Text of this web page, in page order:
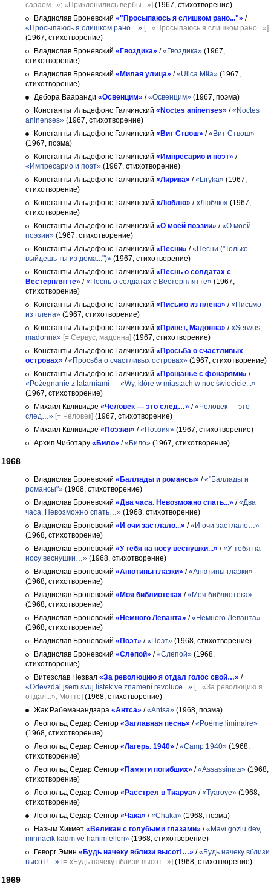
сараем...»; «Приклонились вербы...»] (1967, стихотворение)
Владислав Броневский «"Просыпаюсь я слишком рано..."» /
«Просыпаюсь я слишком рано…» [= «Просыпаюсь я слишком рано...»]
(1967, стихотворение)
Владислав Броневский «Гвоздика» /«Гвоздика» (1967,
стихотворение)
Владислав Броневский «Милая улица» /«Ulica Miła» (1967,
стихотворение)
Дебора Вааранди «Освенцим» /«Освенцим» (1967, поэма)
Константы Ильдефонс Галчинский «Noctes aninenses» /«Noctes
aninenses» (1967, стихотворение)
Константы Ильдефонс Галчинский «Вит Ствош» /«Вит Ствош»
(1967, поэма)
Константы Ильдефонс Галчинский «Импресарио и поэт» /
«Импресарио и поэт» (1967, стихотворение)
Константы Ильдефонс Галчинский «Лирика» /«Liryka» (1967,
стихотворение)
Константы Ильдефонс Галчинский «Люблю» /«Люблю» (1967,
стихотворение)
Константы Ильдефонс Галчинский «О моей поэзии» /«О моей
поэзии» (1967, стихотворение)
Константы Ильдефонс Галчинский «Песни» /«Песни ("Только
выйдешь ты из дома...")» (1967, стихотворение)
Константы Ильдефонс Галчинский «Песнь о солдатах с
Вестерплятте» /«Песнь о солдатах с Вестерплятте» (1967,
стихотворение)
Константы Ильдефонс Галчинский «Письмо из плена» /«Письмо
из плена» (1967, стихотворение)
Константы Ильдефонс Галчинский «Привет, Мадонна» /«Serwus,
madonna» [= Сервус, мадонна] (1967, стихотворение)
Константы Ильдефонс Галчинский «Просьба о счастливых
островах» /«Просьба о счастливых островах» (1967, стихотворение)
Константы Ильдефонс Галчинский «Прощанье с фонарями» /
«Požegnanie z latarniami — «Wy, które w miastach w noc świecicie...»
(1967, стихотворение)
Михаил Квливидзе «Человек — это след…» /«Человек — это
след…» [= Человек] (1967, стихотворение)
Михаил Квливидзе «Поэзия» /«Поэзия» (1967, стихотворение)
Архип Чиботару «Било» /«Било» (1967, стихотворение)
1968
Владислав Броневский «Баллады и романсы» /«"Баллады и
романсы"» (1968, стихотворение)
Владислав Броневский «Два часа. Невозможно спать...» /«Два
часа. Невозможно спать…» (1968, стихотворение)
Владислав Броневский «И очи застлало...» /«И очи застлало…»
(1968, стихотворение)
Владислав Броневский «У тебя на носу веснушки...» /«У тебя на
носу веснушки…» (1968, стихотворение)
Владислав Броневский «Анютины глазки» /«Анютины глазки»
(1968, стихотворение)
Владислав Броневский «Моя библиотека» /«Моя библиотека»
(1968, стихотворение)
Владислав Броневский «Немного Леванта» /«Немного Леванта»
(1968, стихотворение)
Владислав Броневский «Поэт» /«Поэт» (1968, стихотворение)
Владислав Броневский «Слепой» /«Слепой» (1968,
стихотворение)
Витезслав Незвал «За революцию я отдал голос свой…» /
«Odevzdal jsem svuj lístek ve znamení revoluce...» [= «За революцию я
отдал...»; Мотто] (1968, стихотворение)
Жак Рабеманандзара «Антса» /«Antsa» (1968, поэма)
Леопольд Седар Сенгор «Заглавная песнь» /«Poème liminaire»
(1968, стихотворение)
Леопольд Седар Сенгор «Лагерь. 1940» /«Camp 1940» (1968,
стихотворение)
Леопольд Седар Сенгор «Памяти погибших» /«Assassinats» (1968,
стихотворение)
Леопольд Седар Сенгор «Расстрел в Тиаруа» /«Tyaroye» (1968,
стихотворение)
Леопольд Седар Сенгор «Чака» /«Chaka» (1968, поэма)
Назым Хикмет «Великан с голубыми глазами» /«Mavi gözlu dev,
minnacik kadm ve hanim elleri» (1968, стихотворение)
Геворг Эмин «Будь начеку вблизи высот!…» /«Будь начеку вблизи
высот!…» [= «Будь начеку вблизи высот...»] (1968, стихотворение)
1969